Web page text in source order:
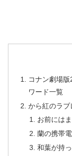
コナン劇場
ワード一覧
から紅のラブ
お前には
蘭の携帯
和葉が持